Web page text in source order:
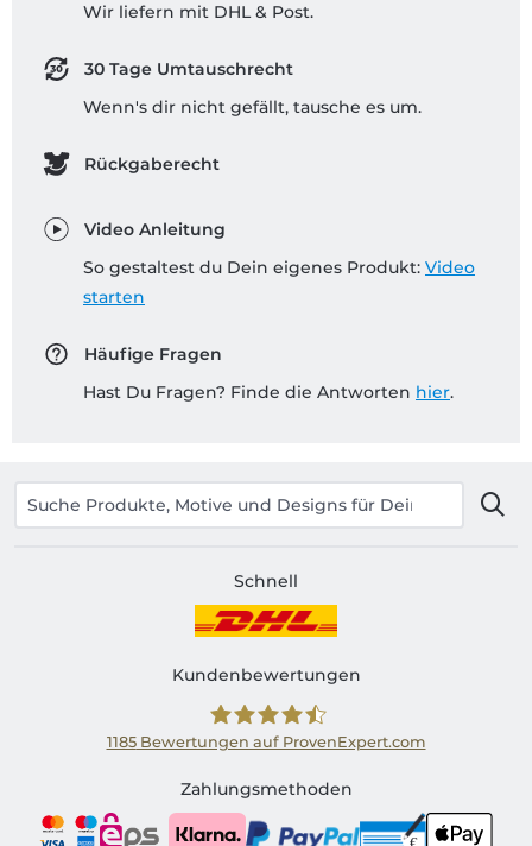
Wir liefern mit DHL & Post.
30 Tage Umtauschrecht
Wenn's dir nicht gefällt, tausche es um.
Rückgaberecht
Video Anleitung
So gestaltest du Dein eigenes Produkt: Video
starten
Häufige Fragen
Hast Du Fragen? Finde die Antworten hier.
Schnell
Kundenbewertungen
Shirtinator AT
1185Bewertungen auf ProvenExpert.com
Zahlungsmethoden